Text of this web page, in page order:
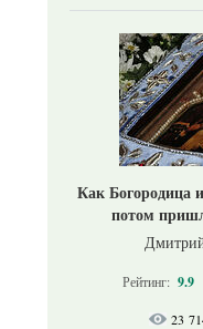
Как Богородица
потом
Рейтинг: 9.9
23